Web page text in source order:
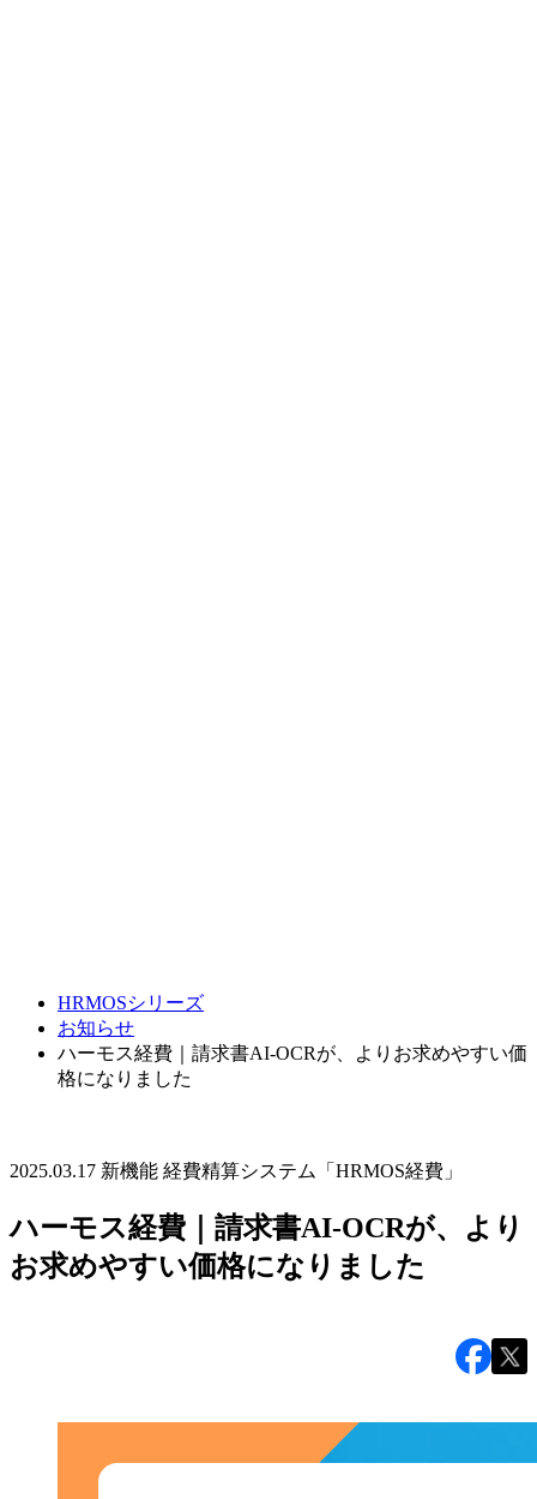
HRMOSシリーズ
お知らせ
ハーモス経費｜請求書AI-OCRが、よりお求めやすい価
格になりました
2025.03.17 新機能 経費精算システム「HRMOS経費」
ハーモス経費｜請求書AI-OCRが、より
お求めやすい価格になりました